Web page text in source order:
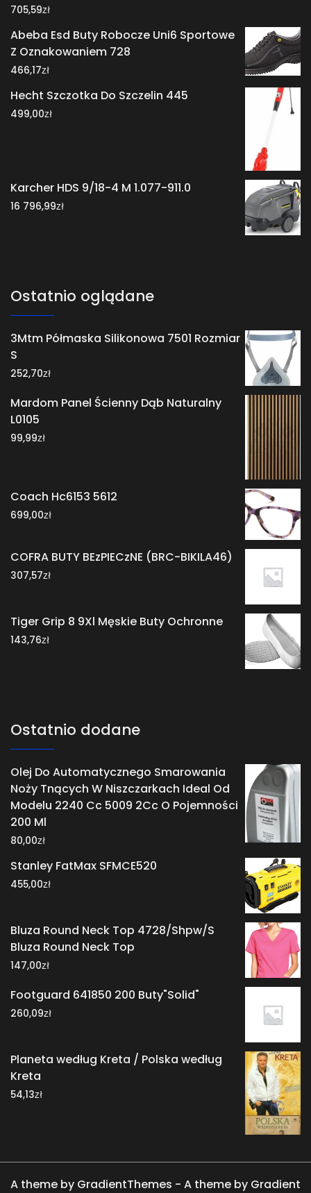
705,59zł
Abeba Esd Buty Robocze Uni6 Sportowe
Z Oznakowaniem 728
466,17zł
Hecht Szczotka Do Szczelin 445
499,00zł
Karcher HDS 9/18-4 M 1.077-911.0
16 796,99zł
Ostatnio oglądane
3Mtm Półmaska Silikonowa 7501 Rozmiar
S
252,70zł
Mardom Panel Ścienny Dąb Naturalny
L0105
99,99zł
Coach Hc6153 5612
699,00zł
COFRA BUTY BEzPIECzNE (BRC-BIKILA46)
307,57zł
Tiger Grip 8 9Xl Męskie Buty Ochronne
143,76zł
Ostatnio dodane
Olej Do Automatycznego Smarowania
Noży Tnących W Niszczarkach Ideal Od
Modelu 2240 Cc 5009 2Cc O Pojemności
200 Ml
80,00zł
Stanley FatMax SFMCE520
455,00zł
Bluza Round Neck Top 4728/Shpw/S
Bluza Round Neck Top
147,00zł
Footguard 641850 200 Buty"Solid"
260,09zł
Planeta według Kreta / Polska według
Kreta
54,13zł
A theme by GradientThemes - A theme by Gradient